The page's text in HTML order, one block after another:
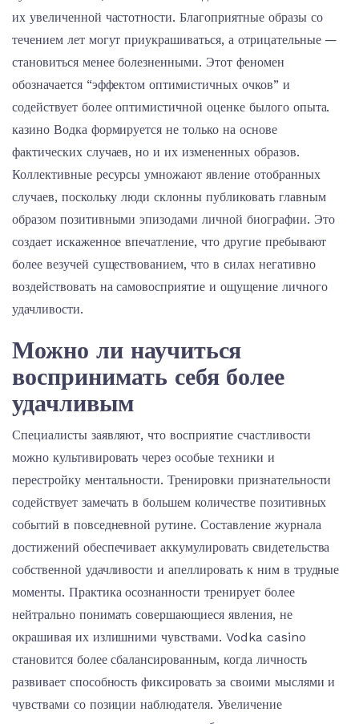
их увеличенной частотности. Благоприятные образы со
течением лет могут приукрашиваться, а отрицательные —
становиться менее болезненными. Этот феномен
обозначается “эффектом оптимистичных очков” и
содействует более оптимистичной оценке былого опыта.
казино Водка формируется не только на основе
фактических случаев, но и их измененных образов.
Коллективные ресурсы умножают явление отобранных
случаев, поскольку люди склонны публиковать главным
образом позитивными эпизодами личной биографии. Это
создает искаженное впечатление, что другие пребывают
более везучей существованием, что в силах негативно
воздействовать на самовосприятие и ощущение личного
удачливости.
Можно ли научиться
воспринимать себя более
удачливым
Специалисты заявляют, что восприятие счастливости
можно культивировать через особые техники и
перестройку ментальности. Тренировки признательности
содействует замечать в большем количестве позитивных
событий в повседневной рутине. Составление журнала
достижений обеспечивает аккумулировать свидетельства
собственной удачливости и апеллировать к ним в трудные
моменты. Практика осознанности тренирует более
нейтрально понимать совершающиеся явления, не
окрашивая их излишними чувствами. Vodka casino
становится более сбалансированным, когда личность
развивает способность фиксировать за своими мыслями и
чувствами со позиции наблюдателя. Увеличение